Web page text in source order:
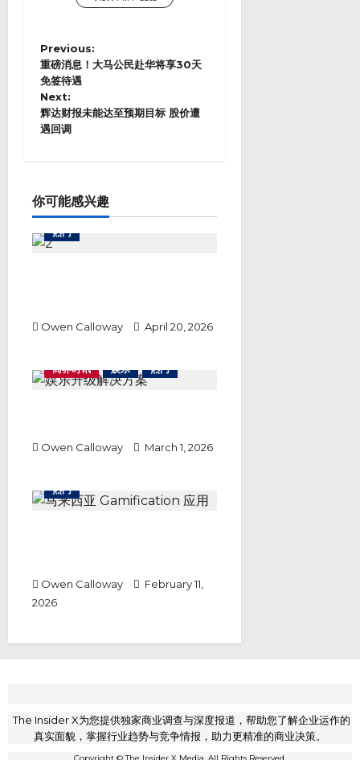
P
o
s
t
n
a
a
t
i
o
Previous:
重磅消息！大马公民赴华将享30天
免签待遇
Next:
辉达财报未能达至预期目标 股价遭
遇回调
你可能感兴趣
热门
Owen Calloway April 20, 2026
商界时讯 娱乐 热门
Owen Calloway March 1, 2026
热门
Owen Calloway
February 11,
2026
The Insider X为您提供独家商业调查与深度报道，帮助您了解企业运作的
真实面貌，掌握行业趋势与竞争情报，助力更精准的商业决策。